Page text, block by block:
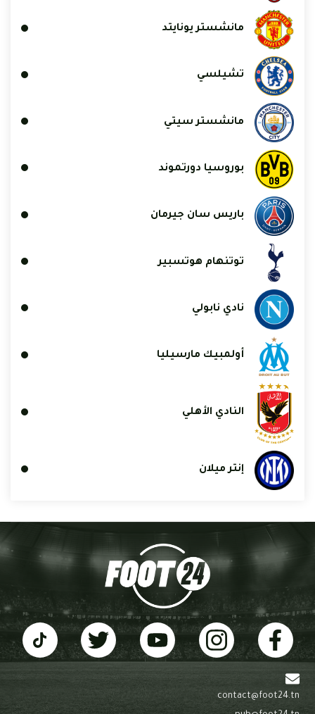
مانشستر يونايتد
تشيلسي
مانشستر سيتي
بوروسيا دورتموند
باريس سان جيرمان
توتنهام هوتسبير
نادي نابولي
أولمبيك مارسيليا
النادي الأهلي
إنتر ميلان
contact@foot24.tn